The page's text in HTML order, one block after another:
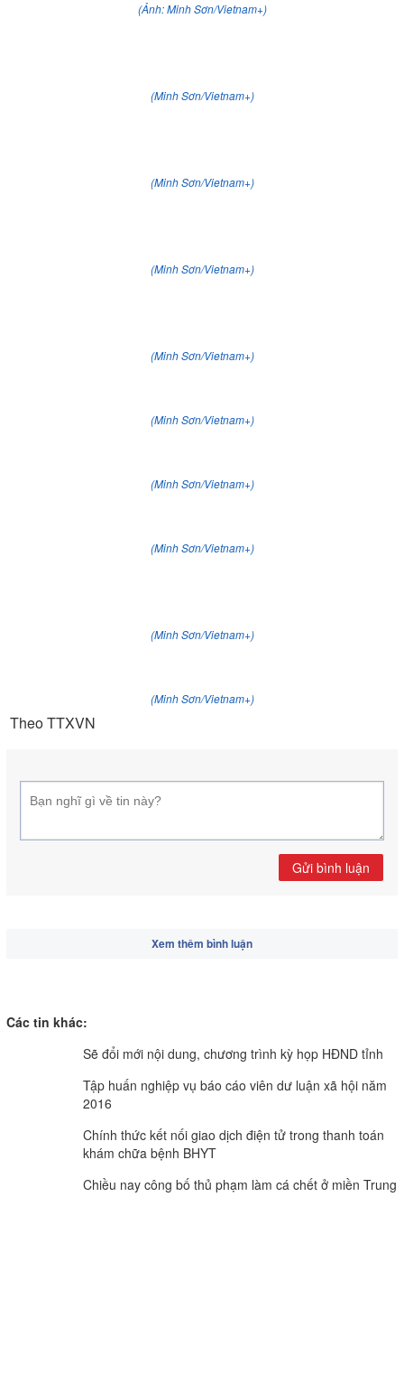
(Ảnh: Minh Sơn/Vietnam+)
(Minh Sơn/Vietnam+)
(Minh Sơn/Vietnam+)
(Minh Sơn/Vietnam+)
(Minh Sơn/Vietnam+)
(Minh Sơn/Vietnam+)
(Minh Sơn/Vietnam+)
(Minh Sơn/Vietnam+)
(Minh Sơn/Vietnam+)
(Minh Sơn/Vietnam+)
Theo TTXVN
Gửi bình luận
Xem thêm bình luận
Các tin khác:
Sẽ đổi mới nội dung, chương trình kỳ họp HĐND tỉnh
Tập huấn nghiệp vụ báo cáo viên dư luận xã hội năm
2016
Chính thức kết nối giao dịch điện tử trong thanh toán
khám chữa bệnh BHYT
Chiều nay công bố thủ phạm làm cá chết ở miền Trung